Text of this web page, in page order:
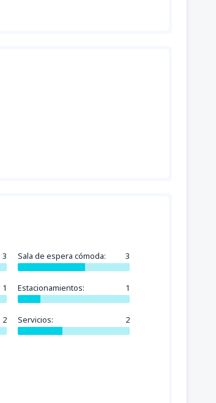
3 Sala de espera cómoda: 3
1 Estacionamientos: 1
2 Servicios: 2